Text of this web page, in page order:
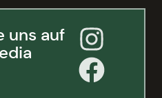
uns auf